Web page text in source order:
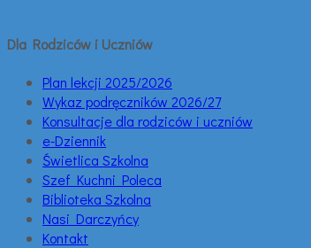
Dla Rodziców i Uczniów
Plan lekcji 2025/2026
Wykaz podręczników 2026/27
Konsultacje dla rodziców i uczniów
e-Dziennik
Świetlica Szkolna
Szef Kuchni Poleca
Biblioteka Szkolna
Nasi Darczyńcy
Kontakt